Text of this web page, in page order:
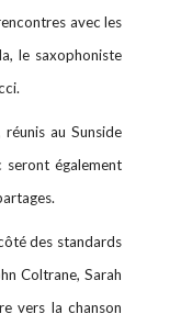
avec les
le saxophoniste
au Sunside
seront également
des standards
Coltrane, Sarah
vers la chanson